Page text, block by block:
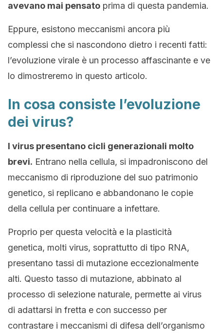
avevano mai pensato prima di questa pandemia.
Eppure, esistono meccanismi ancora più
complessi che si nascondono dietro i recenti fatti:
l’evoluzione virale è un processo affascinante e ve
lo dimostreremo in questo articolo.
In cosa consiste l’evoluzione
dei virus?
I virus presentano cicli generazionali molto
brevi. Entrano nella cellula, si impadroniscono del
meccanismo di riproduzione del suo patrimonio
genetico, si replicano e abbandonano le copie
della cellula per continuare a infettare.
Proprio per questa velocità e la plasticità
genetica, molti virus, soprattutto di tipo RNA,
presentano tassi di mutazione eccezionalmente
alti. Questo tasso di mutazione, abbinato al
processo di selezione naturale, permette ai virus
di adattarsi in fretta e con successo per
contrastare i meccanismi di difesa dell’organismo